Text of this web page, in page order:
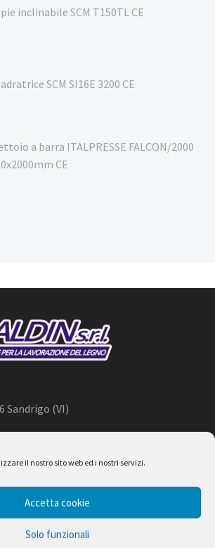
il nostro sito web ed i nostri servizi.
Accetta cookie
Solo funzionali
inclinabile SCM T150TL CE
SCM SI16E 3200 CE
a barra ITALPRESSE FALCON/2000
CE
Sandrigo (VI)